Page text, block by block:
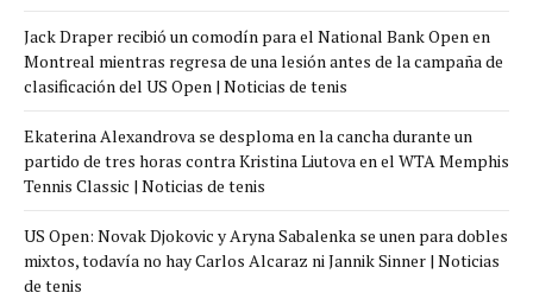
Jack Draper recibió un comodín para el National Bank Open en
Montreal mientras regresa de una lesión antes de la campaña de
clasificación del US Open | Noticias de tenis
Ekaterina Alexandrova se desploma en la cancha durante un
partido de tres horas contra Kristina Liutova en el WTA Memphis
Tennis Classic | Noticias de tenis
US Open: Novak Djokovic y Aryna Sabalenka se unen para dobles
mixtos, todavía no hay Carlos Alcaraz ni Jannik Sinner | Noticias
de tenis